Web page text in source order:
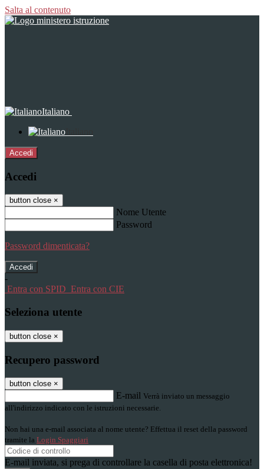
Salta al contenuto
Italiano
Accedi
Accedi
button close ×
Nome Utente
Password
Password dimenticata?
-
Entra con SPID Entra con CIE
Seleziona utente
button close ×
Recupero password
button close ×
E-mail Verrà inviato un messaggio
all'indirizzo indicato con le istruzioni necessarie.
Non hai una e-mail associata al nome utente? Effettua il reset della password
tramite la Login Spaggiari
E-mail inviata, si prega di controllare la casella di posta elettronica!